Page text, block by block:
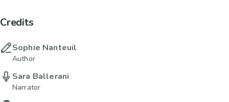
Credits
Sophie Nanteuil
Author
Sara Ballerani
Narrator